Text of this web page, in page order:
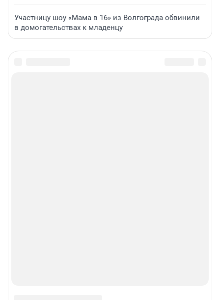
Участницу шоу «Мама в 16» из Волгограда обвинили
в домогательствах к младенцу